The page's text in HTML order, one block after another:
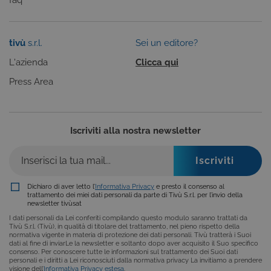
tivù s.r.l.
L'azienda
Press Area
Sei un editore?
Clicca qui
Iscriviti alla nostra newsletter
Dichiaro di aver letto l’Informativa Privacy e presto il consenso al
trattamento dei miei dati personali da parte di Tivù S.r.l. per l’invio della
newsletter tivùsat
I dati personali da Lei conferiti compilando questo modulo saranno trattati da
Tivù S.r.l. (Tivù), in qualità di titolare del trattamento, nel pieno rispetto della
normativa vigente in materia di protezione dei dati personali. Tivù tratterà i Suoi
dati al fine di inviarLe la newsletter e soltanto dopo aver acquisito il Suo specifico
consenso. Per conoscere tutte le informazioni sul trattamento dei Suoi dati
personali e i diritti a Lei riconosciuti dalla normativa privacy La invitiamo a prendere
visione dell’Informativa Privacy estesa
mantenere
dal server.
CookieScriptConsent
6 mesi
Questo
servizio
Cookie-
ricordare le
preferenze
consenso sui
cookie dei
visitatori. È
necessario
il banner dei